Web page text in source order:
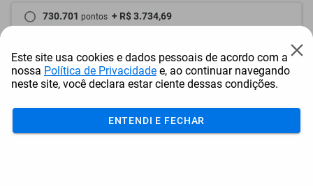
730.701 pontos + R$ 3.734,69
649.512 pontos + R$ 7.469,39
Frete e Prazo
Calcular frete
Este site usa cookies e dados pessoais de acordo com a
nossa Política de Privacidade e, ao continuar navegando
neste site, você declara estar ciente dessas condições.
ENTENDI E FECHAR